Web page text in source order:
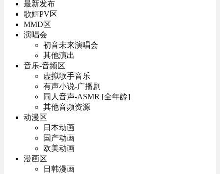
最新发布
歌姬PV区
MMD区
演唱会
初音未来演唱会
其他演出
音乐-音频区
虚拟歌手音乐
有声小说-广播剧
同人音声-ASMR [全年龄]
其他音频资源
动漫区
日本动画
国产动画
欧美动画
漫画区
日韩漫画